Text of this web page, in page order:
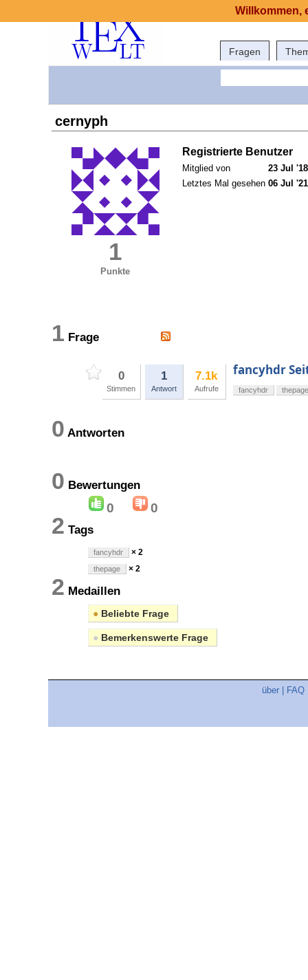
Fragen
cernyph
1
Punkte
Registrierte Benutzer
Mitglied von
23 Jul
Letztes Mal gesehen 06 Jul
1 Frage
0
Stimmen
1
Antwort
7.1k
Aufrufe
fancyhdr
fancyhdr thepage
0 Antworten
0 Bewertungen
0 0
2 Tags
fancyhdr × 2
thepage × 2
2 Medaillen
● Beliebte Frage
● Bemerkenswerte Frage
über FAQ
Willkommen,